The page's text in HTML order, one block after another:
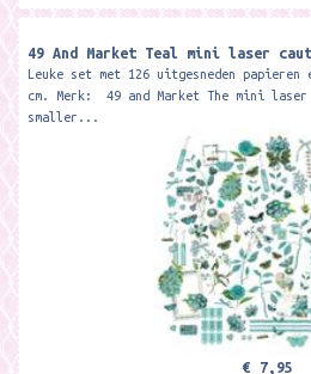
49 And Market Teal mini laser
Leuke set met 126 uitgesneden
cm. Merk: 49 and Market The mini
smaller...
€ 7,95